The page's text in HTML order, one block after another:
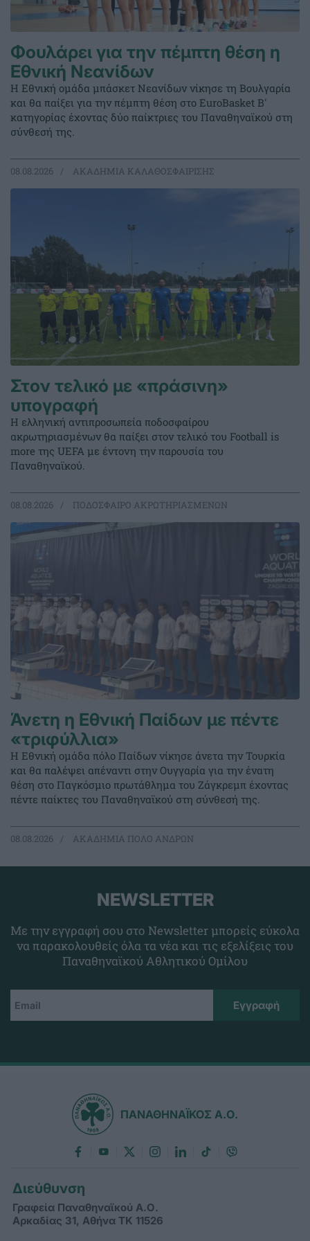
Φουλάρει για την πέμπτη θέση η
Εθνική Νεανίδων
Η Εθνική ομάδα μπάσκετ Νεανίδων νίκησε τη Βουλγαρία
και θα παίξει για την πέμπτη θέση στο EuroBasket Β'
κατηγορίας έχοντας δύο παίκτριες του Παναθηναϊκού στη
σύνθεσή της.
08.08.2026 ΑΚΑΔΗΜΙΑ ΚΑΛΑΘΟΣΦΑΙΡΙΣΗΣ
Στον τελικό με «πράσινη»
υπογραφή
Η ελληνική αντιπροσωπεία ποδοσφαίρου
ακρωτηριασμένων θα παίξει στον τελικό του Football is
more της UEFA με έντονη την παρουσία του
Παναθηναϊκού.
08.08.2026 ΠΟΔΟΣΦΑΙΡΟ ΑΚΡΩΤΗΡΙΑΣΜΕΝΩΝ
Άνετη η Εθνική Παίδων με πέντε
«τριφύλλια»
Η Εθνική ομάδα πόλο Παίδων νίκησε άνετα την Τουρκία
και θα παλέψει απέναντι στην Ουγγαρία για την ένατη
θέση στο Παγκόσμιο πρωτάθλημα του Ζάγκρεμπ έχοντας
πέντε παίκτες του Παναθηναϊκού στη σύνθεσή της.
08.08.2026 ΑΚΑΔΗΜΙΑ ΠΟΛΟ ΑΝΔΡΩΝ
NEWSLETTER
Με την εγγραφή σου στο Newsletter μπορείς εύκολα
να παρακολουθείς όλα τα νέα και τις εξελίξεις του
Παναθηναϊκού Αθλητικού Ομίλου
ΠΑΝΑΘΗΝΑΪΚΟΣ Α.Ο.
Διεύθυνση
Γραφεία Παναθηναϊκού Α.Ο.
Αρκαδίας 31, Αθήνα ΤΚ 11526